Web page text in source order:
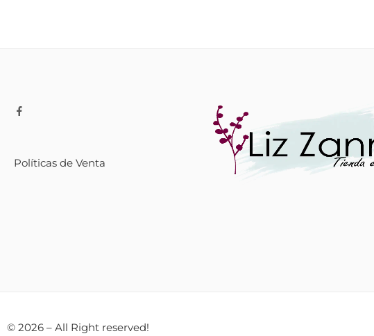
Políticas de Venta
© 2026 – All Right reserved!